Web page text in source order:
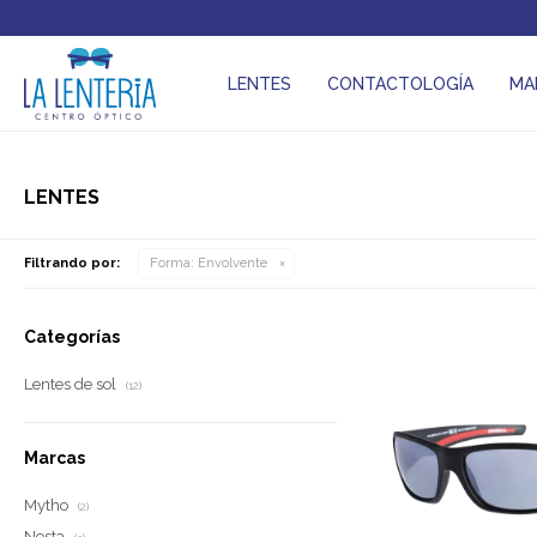
LENTES CONTACTOLOGÍA
LENTES
Filtrando por: Forma: Envolvente
Categorías
Lentes de sol (12)
Marcas
Mytho (2)